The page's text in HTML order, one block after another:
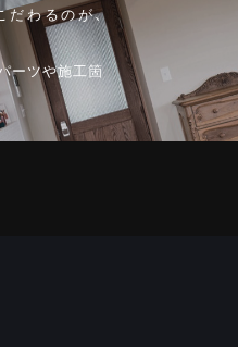
わるのが、
ーツや施工箇